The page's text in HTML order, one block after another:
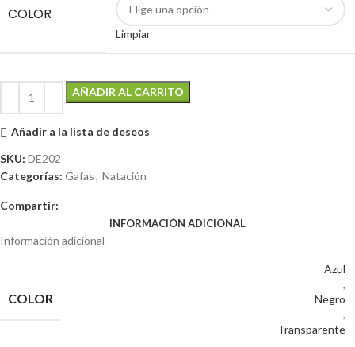
COLOR
Limpiar
AÑADIR AL CARRITO
Añadir a la lista de deseos
SKU: DE202
Categorías: Gafas, Natación
Compartir:
INFORMACIÓN ADICIONAL
Información adicional
COLOR
Azul
,
Negro
,
Transparente